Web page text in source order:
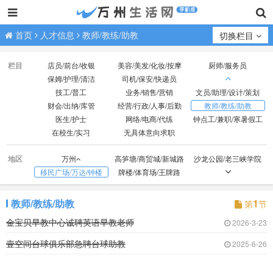
首页 人才信息 教师/教练/助教 切换栏目
栏目 店员/前台/收银 美容/美发/化妆/按摩
厨师/服务员
保姆/护理/清洁
司机/保安/快递员
技工/普工
业务/销售/营销
文员/助理/设计/策划
财会/出纳/库管
经营/行政/人事/后勤
教师/教练/助教
医生/护士
网络/电商/代练
钟点工/兼职/寒暑假工
在校生/实习
无具体意向求职
地区 万州 高笋塘/商贸城/新城路
沙龙公园/老三峡学院
移民广场/万达/钟楼
牌楼/体育场/王牌路
观音岩/光彩大市场
红光/小天鹅/国本路
外贸/双河口
火车站/龙都广场
百安坝/联合坝
江南新区
火车北站/塘坊/天子湖
五桥
高峰经开区
教师/教练/助教 第1节
金宝贝早教中心诚聘英语早教老师
2026-3-23
壹空间台球俱乐部急聘台球助教 2025-6-26